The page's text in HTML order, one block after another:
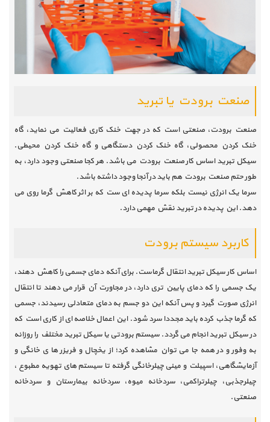
صنعت برودت یا تبرید
صنعت برودت، صنعتی است که در جهت خنک کاری فعالیت می نماید، گاه
خنک کردن محصولی، گاه خنک کردن دستگاهی و گاه خنک کردن محیطی.
سیکل تبرید اساس کار صنعت برودت می باشد. هر کجا صنعتی وجود دارد، به
طور حتم صنعت برودت هم باید در آنجا وجود داشته باشد.
سرما یک انرژی نیست بلکه سرما پدیده ای ست که بر اثر کاهش گرما روی می
دهد. این پدیده در تبرید نقش مهمی دارد.
کاربرد سیستم برودت
اساس کار سیکل تبرید انتقال گرماست. برای آنکه دمای جسمی را کاهش دهند،
یک جسمی را که دمای پایین تری دارد، در مجاورت آن قرار می دهند تا انتقال
انرژی صورت گیرد و پس آنکه این دو جسم به دمای متعادلی رسیدند، جسمی
که گرما جذب کرده باید مجددا سرد شود. این اعمال خلاصه ای از کاری است که
در سیکل تبرید انجام می گردد. سیستم برودتی یا سیکل تبرید مختلف را روزانه
به وفور و در همه جا می توان مشاهده کرد؛ از یخچال و فریزر ها ی خانگی و
آزمایشگاهی، اسپیلت و مینی چیلرخانگی گرفته تا سیستم های تهویه مطبوع ،
چیلرجذبی، چیلرتراکمی، سردخانه میوه، سردخانه بیمارستان و سردخانه
صنعتی.